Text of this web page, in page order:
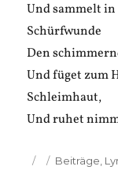
Und sammelt
Schürfwunde
Den
Und füget zum
Schleimhaut,
Und ruhet
Veröffentlicht
Kategorien
Beiträge